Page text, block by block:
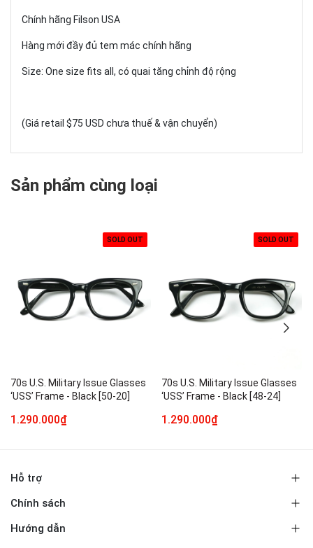
Chính hãng Filson USA
Hàng mới đầy đủ tem mác chính hãng
Size: One size fits all, có quai tăng chỉnh độ rộng
(Giá retail $75 USD chưa thuế & vận chuyển)
Sản phẩm cùng loại
SOLD OUT
70s U.S. Military Issue Glasses
‘USS’ Frame - Black [50-20]
1.290.000₫
SOLD OUT
70s U.S. Military Issue Glasses
‘USS’ Frame - Black [48-24]
1.290.000₫
Hỗ trợ
Chính sách
Hướng dẫn